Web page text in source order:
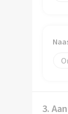
3.